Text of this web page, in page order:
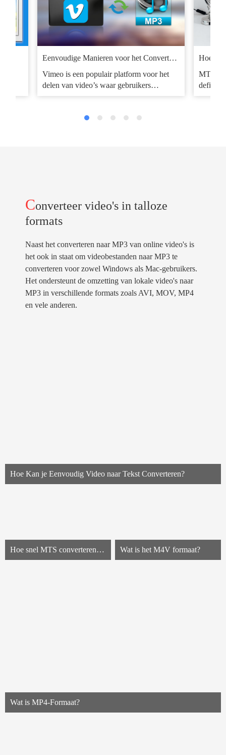
Eenvoudige Manieren voor het Converteren van Vimeo naar MP3
Vimeo is een populair platform voor het
delen van video’s waar gebruikers…
Hoe
MTS is
Converteer video's in talloze
formats
Naast het converteren naar MP3 van online video's is
het ook in staat om videobestanden naar MP3 te
converteren voor zowel Windows als Mac-gebruikers.
Het ondersteunt de omzetting van lokale video's naar
MP3 in verschillende formats zoals AVI, MOV, MP4
en vele anderen.
Hoe Kan je Eenvoudig Video naar Tekst Converteren?
Hoe snel MTS converteren naar MP4? Wat is het M4V formaat?
Wat is MP4-Formaat?